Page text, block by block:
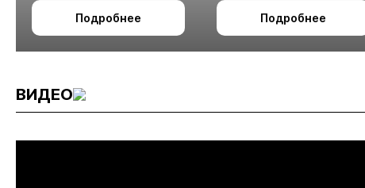
октября в Алматы
Подробнее
технологии
измельчения
Подробнее
ВИДЕО